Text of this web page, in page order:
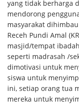
yang tidak berharga
mendorong
masyarakat
Receh Pundi Amal
masjid/tempat
seperti madrasah /
dimotivasi untuk
siswa untuk
ini, setiap orang tua
mereka untuk